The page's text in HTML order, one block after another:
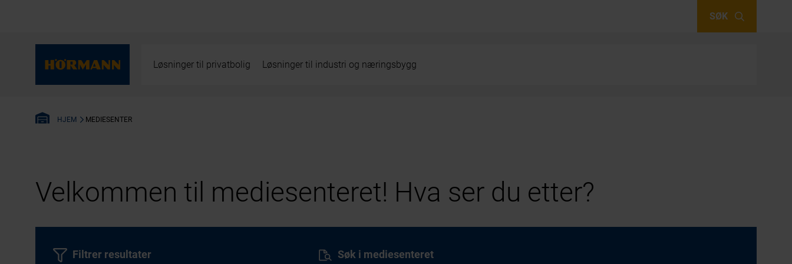
SØK
Løsninger til privatbolig Løsninger til industri og næringsbygg
HJEM MEDIESENTER
Velkommen til mediesenteret! Hva ser du etter?
Søk i mediesenteret
Filtrer resultater